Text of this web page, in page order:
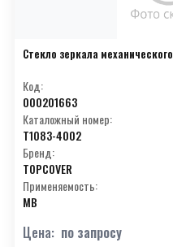
Стекло зеркала механического
Код:
000201663
Каталожный номер:
T1083-4002
Бренд:
TOPCOVER
Применяемость:
MB
Цена: по запросу